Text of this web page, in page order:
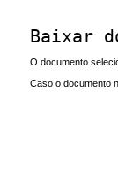
Baixar
O documento
Caso o documento